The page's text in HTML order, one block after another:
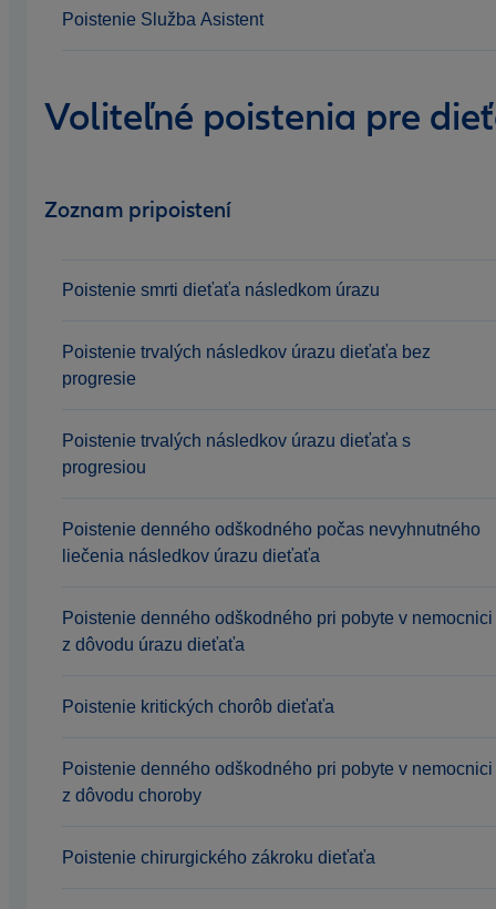
Poistenie Služba Asistent
Voliteľné poistenia pre
Zoznam pripoistení
Poistenie smrti dieťaťa následkom úrazu
Poistenie trvalých následkov úrazu dieťaťa bez
progresie
Poistenie trvalých následkov úrazu dieťaťa s
progresiou
Poistenie denného odškodného počas nevyhnutného
liečenia následkov úrazu dieťaťa
Poistenie denného odškodného pri pobyte v nemocnici
z dôvodu úrazu dieťaťa
Poistenie kritických chorôb dieťaťa
Poistenie denného odškodného pri pobyte v nemocnici
z dôvodu choroby
Poistenie chirurgického zákroku dieťaťa